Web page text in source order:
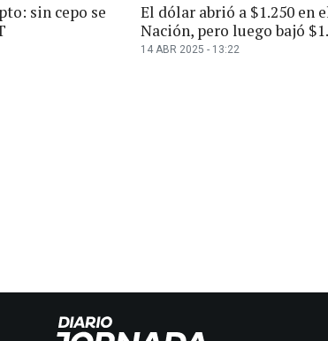
sin cepo se
El dólar abrió a $1.250 en
Nación, pero luego bajó
14 ABR 2025 - 13:22